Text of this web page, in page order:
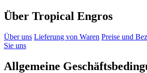
Über Tropical Engros
Über uns Lieferung von Waren Preise und
Sie uns
Allgemeine